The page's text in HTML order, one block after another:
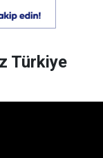
Türkiye